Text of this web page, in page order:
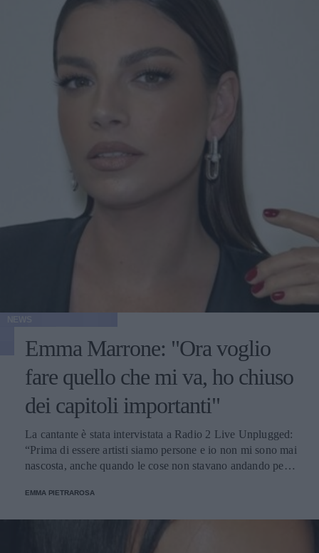
Emma Marrone: "Ora voglio
fare quello che mi va, ho chiuso
dei capitoli importanti"
La cantante è stata intervistata a Radio 2 Live Unplugged:
“Prima di essere artisti siamo persone e io non mi sono mai
nascosta, anche quando le cose non stavano andando per
EMMA PIETRAROSA